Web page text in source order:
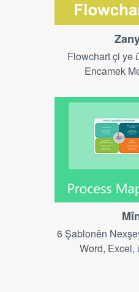
Flowchart çi ye
Encamek
6 Şablonên
Word, Excel,